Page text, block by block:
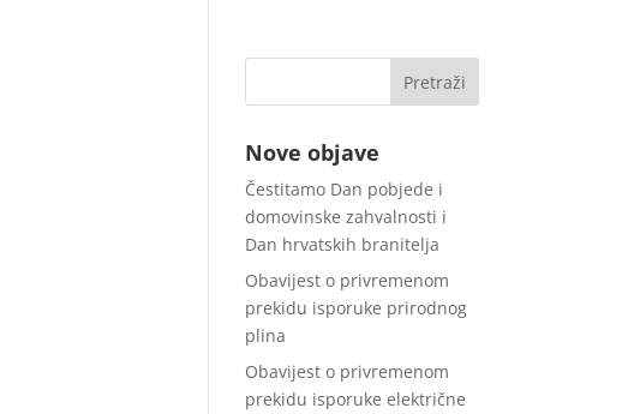
Nove objave
Čestitamo Dan pobjede i
domovinske zahvalnosti i
Dan hrvatskih branitelja
Obavijest o privremenom
prekidu isporuke prirodnog
plina
Obavijest o privremenom
prekidu isporuke električne